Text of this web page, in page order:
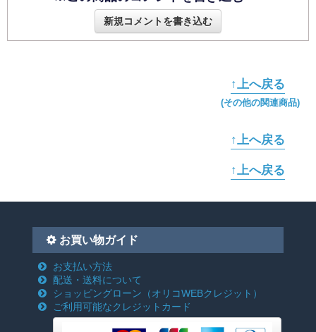
新規コメントを書き込む
↑上へ戻る
(その他の関連商品)
↑上へ戻る
↑上へ戻る
お買い物ガイド
お支払い方法
配送・送料について
ショッピングローン （オリコWEBクレジット）
ご利用可能なクレジットカード